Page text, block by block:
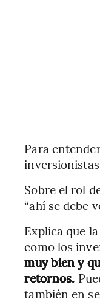
Para
Sobre el rol
“ahí se debe
Explica que
como los
muy bien y
retornos.
también en